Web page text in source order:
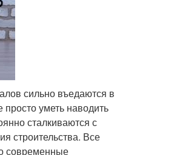
сильно въедаются в
уметь наводить
сталкиваются с
строительства. Все
современные